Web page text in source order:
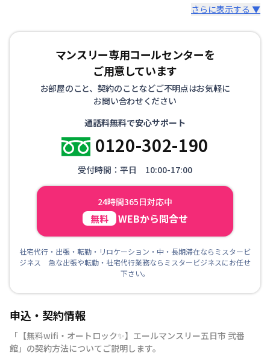
さらに表示する ▼
マンスリー専用コールセンターを
ご用意しています
お部屋のこと、契約のことなどご不明点はお気軽に
お問い合わせください
通話料無料で安心サポート
0120-302-190
受付時間：平日 10:00-17:00
24時間365日対応中
無料 WEBから問合せ
社宅代行・出張・転勤・リロケーション・中・長期滞在ならミスタービ
ジネス 急な出張や転勤・社宅代行業務ならミスタービジネスにお任せ
下さい。
申込・契約情報
「 【無料wifi・オートロック✨】エールマンスリー五日市 弐番
館 」の契約方法についてご説明します。